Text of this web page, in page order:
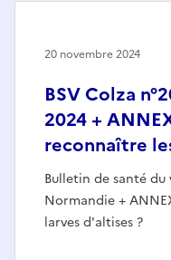
BSV Colza
2024 +
reconnaître
Bulletin de santé du
Normandie +
larves d'altises ?
20 novembre 2024